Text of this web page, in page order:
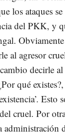
los ataques
del PKK, y
al agresor
decirle
qué
Esto
cruel. Por
administración